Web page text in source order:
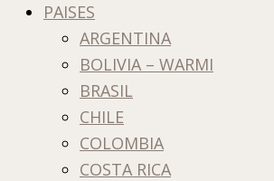
PAISES
ARGENTINA
BOLIVIA – WARMI
BRASIL
CHILE
COLOMBIA
COSTA RICA